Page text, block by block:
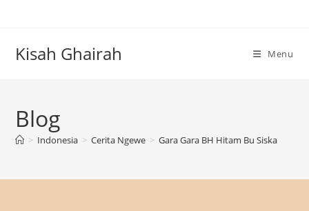
Kisah Ghairah Menu
Blog
> Indonesia > Cerita Ngewe > Gara Gara BH Hitam Bu Siska